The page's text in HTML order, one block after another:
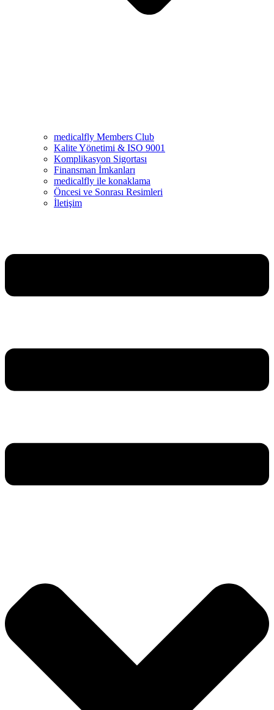
medicalfly Members Club
Kalite Yönetimi & ISO 9001
Komplikasyon Sigortası
Finansman İmkanları
medicalfly ile konaklama
Öncesi ve Sonrası Resimleri
İletişim